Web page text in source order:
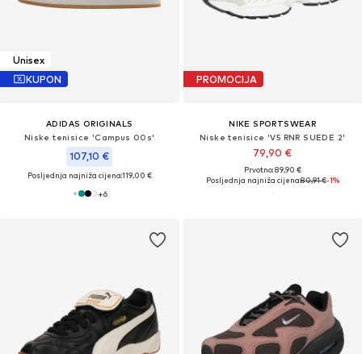
Unisex
KUPON
ADIDAS ORIGINALS
Niske tenisice 'Campus 00s'
107,10 €
Posljednja najniža cijena:119,00 €
+6
PROMOCIJA
NIKE SPORTSWEAR
Niske tenisice 'V5 RNR SUEDE 2'
79,90 €
Prvotno: 89,90 €
Posljednja najniža cijena:80,91 €-1%